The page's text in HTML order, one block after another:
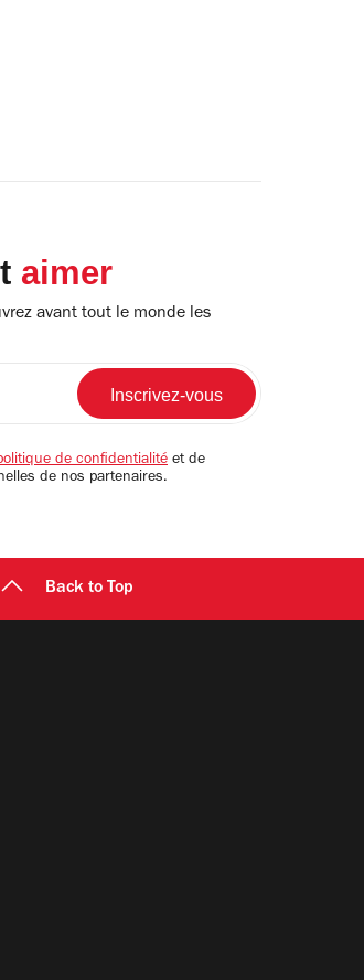
aimer
avant tout le monde les
de confidentialité et de
de nos partenaires.
Back to Top